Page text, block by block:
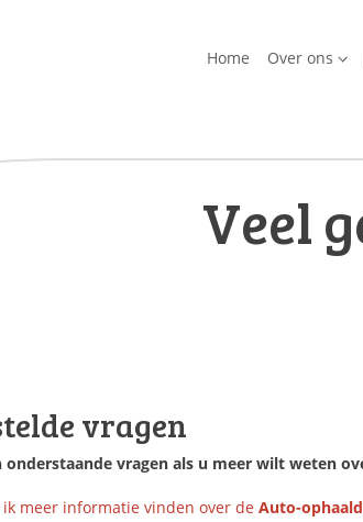
Home Over ons
Veel
vragen
onderstaande vragen als u meer wilt weten
ik meer informatie vinden over de Auto-